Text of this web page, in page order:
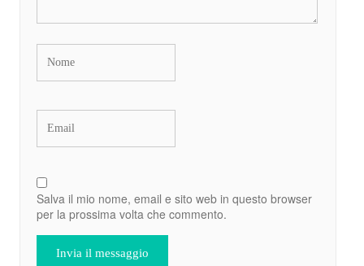
Salva il mio nome, email e sito web in questo browser
per la prossima volta che commento.